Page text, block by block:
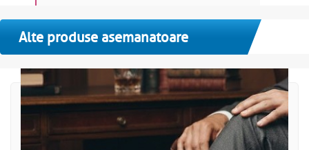
Alte produse asemanatoare